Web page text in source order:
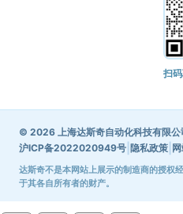
扫
© 2026 上海达斯奇自动化科技有限公
沪ICP备2022020949号 隐私政策
达斯奇不是本网站上展示的制造商的授权
于其各自所有者的财产。